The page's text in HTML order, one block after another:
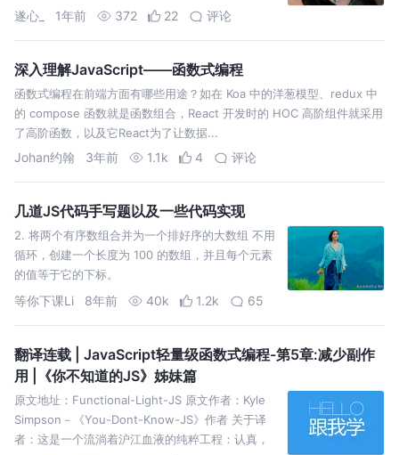
永远产出200ml苹果汁 果汁机不会偷偷吃掉一个苹
遂心_ 1年前 372 22 评论
深入理解JavaScript——函数式编程
函数式编程在前端方面有哪些用途？如在 Koa 中的洋葱模型、redux 中
的 compose 函数就是函数组合，React 开发时的 HOC 高阶组件就采用
了高阶函数，以及它React为了让数据...
Johan约翰 3年前 1.1k 4 评论
几道JS代码手写题以及一些代码实现
2. 将两个有序数组合并为一个排好序的大数组 不用
循环，创建一个长度为 100 的数组，并且每个元素
的值等于它的下标。
等你下课Li 8年前 40k 1.2k 65
翻译连载 | JavaScript轻量级函数式编程-第5章:减少副作
用 |《你不知道的JS》姊妹篇
原文地址：Functional-Light-JS 原文作者：Kyle
Simpson－《You-Dont-Know-JS》作者 关于译
者：这是一个流淌着沪江血液的纯粹工程：认真，